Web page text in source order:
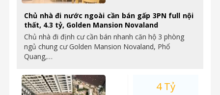
Chủ nhà đi nước ngoài cần bán gấp 3PN full nội
thất, 4.3 tỷ, Golden Mansion Novaland
Chủ nhà đi định cư cần bán nhanh căn hộ 3 phòng
ngủ chung cư Golden Mansion Novaland, Phổ
Quang,…
4 Tỷ